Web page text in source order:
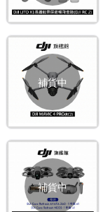
補貨中
補貨中